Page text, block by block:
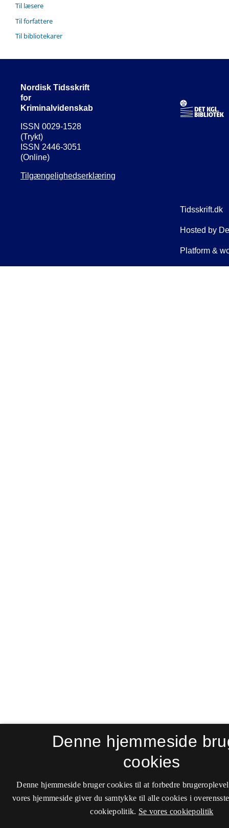
Til læsere
Til forfattere
Til bibliotekarer
Nordisk Tidsskrift
for
Kriminalvidenskab
ISSN 0029-1528
(Trykt)
ISSN 2446-3051
(Online)
Tilgængelighedserklæring
Denne hjemmeside
cookies
Denne hjemmeside bruger cookies til at forbedre
vores hjemmeside giver du samtykke til alle cookies i
cookiepolitik. Se vores cookiepolitik